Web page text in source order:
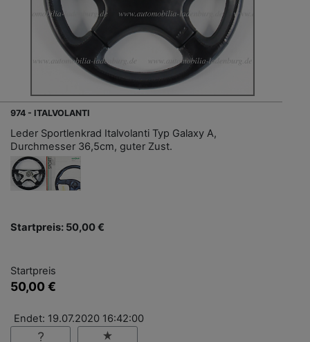
974 - ITALVOLANTI
Leder Sportlenkrad Italvolanti Typ Galaxy A,
Durchmesser 36,5cm, guter Zust.
Startpreis: 50,00 €
Startpreis
50,00 €
Endet: 19.07.2020 16:42:00